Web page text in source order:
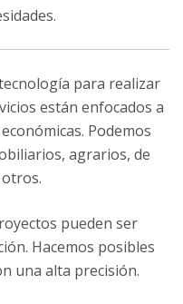
para realizar
están enfocados a
Podemos
agrarios, de
pueden ser
Hacemos posibles
una alta precisión.